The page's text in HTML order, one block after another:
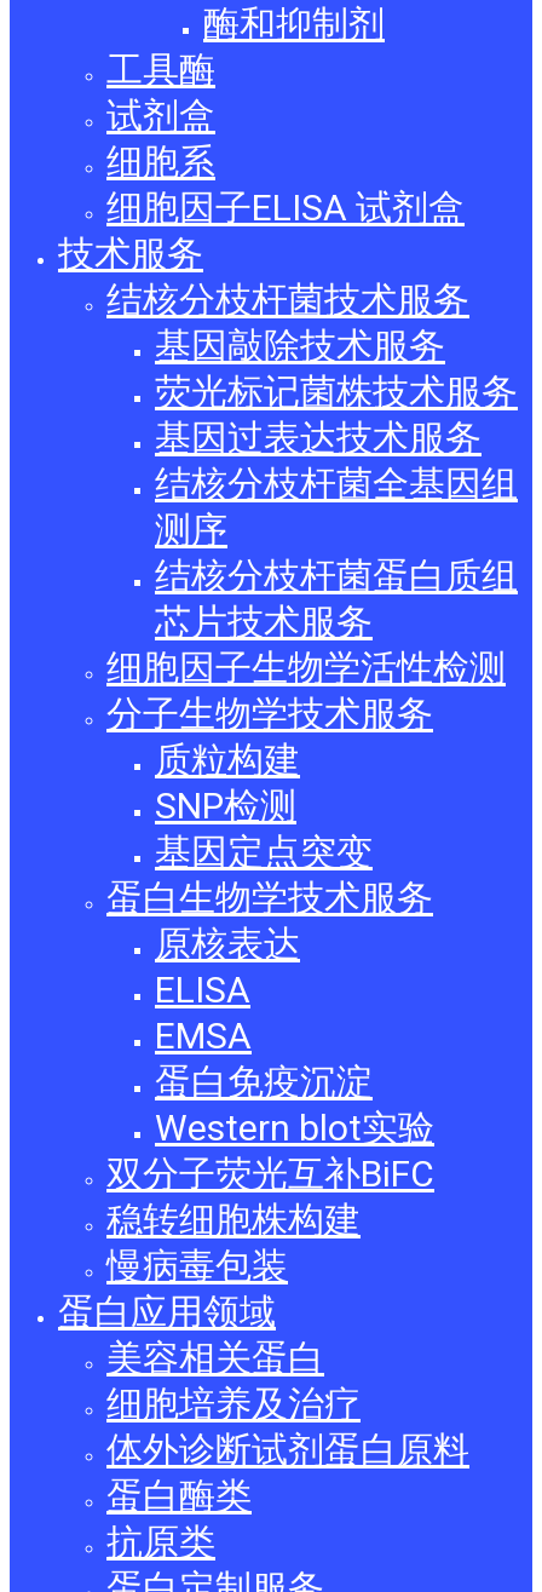
酶和抑制剂
工具酶
试剂盒
细胞系
细胞因子ELISA 试剂盒
技术服务
结核分枝杆菌技术服务
基因敲除技术服务
荧光标记菌株技术服务
基因过表达技术服务
结核分枝杆菌全基因组
测序
结核分枝杆菌蛋白质组
芯片技术服务
细胞因子生物学活性检测
分子生物学技术服务
质粒构建
SNP检测
基因定点突变
蛋白生物学技术服务
原核表达
ELISA
EMSA
蛋白免疫沉淀
Western blot实验
双分子荧光互补BiFC
稳转细胞株构建
慢病毒包装
蛋白应用领域
美容相关蛋白
细胞培养及治疗
体外诊断试剂蛋白原料
蛋白酶类
抗原类